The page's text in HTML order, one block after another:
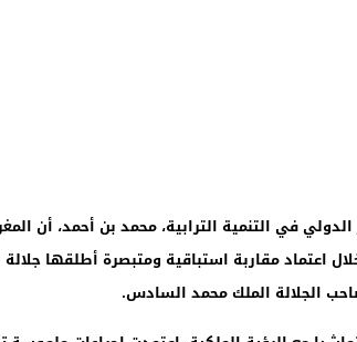
الدولي في التنمية الترابية، محمد بن أحمد، أن
اعتماد مقاربة استباقية ومتبصرة أطلقها
الجلالة الملك محمد السادس.